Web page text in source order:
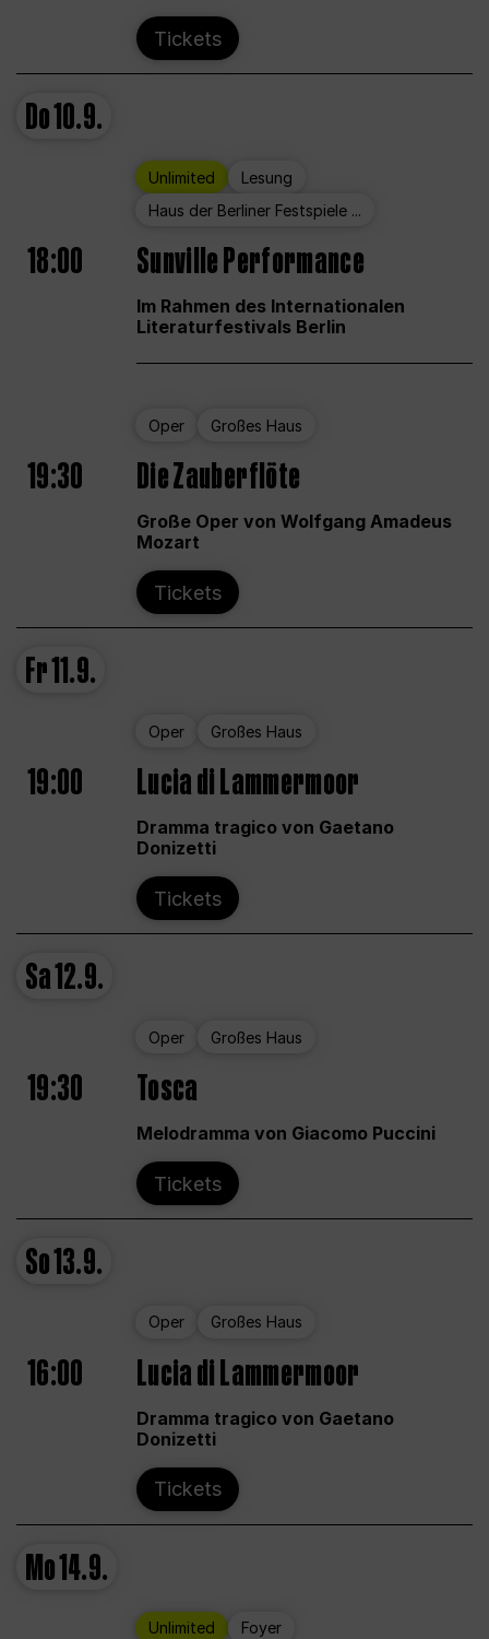
Tickets
Do10.9.
Unlimited
Lesung
Haus der Berliner Festspiele ...
18:00 Sunville Performance
Im Rahmen des Internationalen
Literaturfestivals Berlin
Oper Großes Haus
19:30 Die Zauberflöte
Große Oper von Wolfgang Amadeus
Mozart
Tickets
Fr11.9.
Oper Großes Haus
19:00 Lucia di Lammermoor
Dramma tragico von Gaetano
Donizetti
Tickets
Sa12.9.
Oper Großes Haus
19:30 Tosca
Melodramma von Giacomo Puccini
Tickets
So13.9.
Oper Großes Haus
16:00 Lucia di Lammermoor
Dramma tragico von Gaetano
Donizetti
Tickets
Mo14.9.
Unlimited Foyer